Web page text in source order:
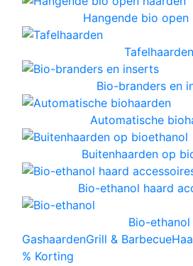
Hangende bio open
Tafelhaarden
Bio-branders en
Automatische
Buitenhaarden op
Bio-ethanol haard
Bio-ethanol
GashaardenGrill & Barbecue
% Korting